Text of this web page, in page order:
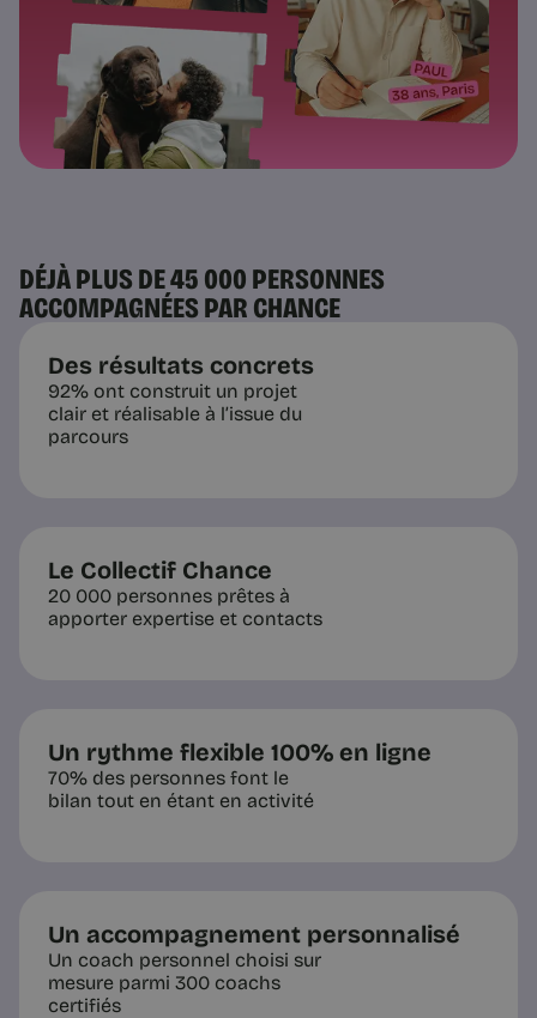
DÉJÀ PLUS DE 45 000 PERSONNES
ACCOMPAGNÉES PAR CHANCE
Des résultats concrets
92% ont construit un projet
clair et réalisable à l’issue du
parcours
Le Collectif Chance
20 000 personnes prêtes à
apporter expertise et contacts
Un rythme flexible 100% en ligne
70% des personnes font le
bilan tout en étant en activité
Un accompagnement personnalisé
Un coach personnel choisi sur
mesure parmi 300 coachs
certifiés